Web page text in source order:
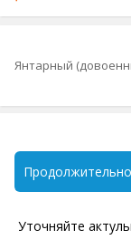
Янтарный
Уточняйте